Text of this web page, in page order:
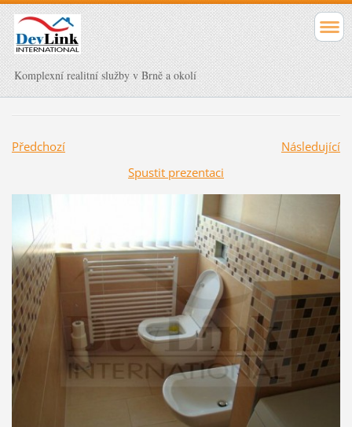
Komplexní realitní služby v Brně a okolí
Předchozí
Následující
Spustit prezentaci